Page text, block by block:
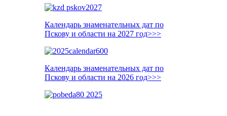
Календарь знаменательных дат по
Пскову и области на 2027 год>>>
Календарь знаменательных дат по
Пскову и области на 2026 год>>>